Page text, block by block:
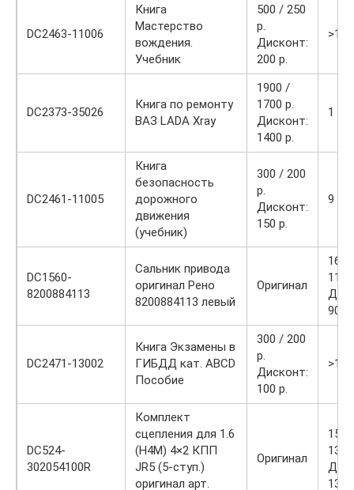
DC2463-11006
Книга
Мастерство
вождения.
Учебник
500 / 250
р.
Дисконт:
200 р.
>10
DC2373-35026
Книга по ремонту
ВАЗ LADA Xray
1900 /
1700 р.
Дисконт:
1400 р.
1
DC2461-11005
Книга
безопасность
дорожного
движения
(учебник)
300 / 200
р.
Дисконт:
150 р.
9
DC1560-
8200884113
Сальник привода
оригинал Рено
8200884113 левый
Оригинал
900
DC2471-13002
Книга Экзамены в
ГИБДД кат. ABCD
Пособие
300 / 200
р.
Дисконт:
100 р.
>10
DC524-
302054100R
Комплект
сцепления для 1.6
(H4M) 4×2 КПП
JR5 (5-ступ.)
оригинал арт.
Оригинал